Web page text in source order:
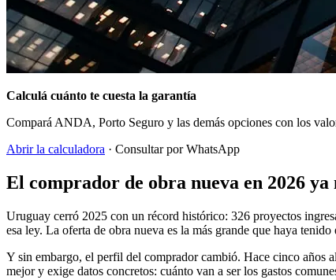
Calculá cuánto te cuesta la garantía
Compará ANDA, Porto Seguro y las demás opciones con los
Abrir la calculadora · Consultar por WhatsApp
El comprador de obra nueva en 2026
Uruguay cerró 2025 con un récord histórico: 326 proyectos
esa ley. La oferta de obra nueva es la más grande que haya tenido
Y sin embargo, el perfil del comprador cambió. Hace cinco años
mejor y exige datos concretos: cuánto van a ser los gastos